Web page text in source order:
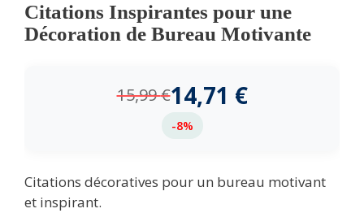
Citations Inspirantes pour une
Décoration de Bureau Motivante
15,99€14,71 €
-8%
Citations décoratives pour un bureau motivant
et inspirant.